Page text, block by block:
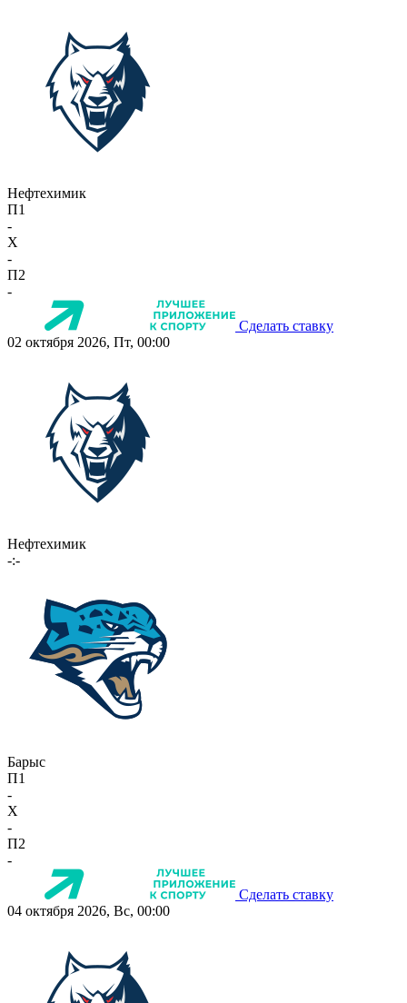
Нефтехимик
П1
-
X
-
П2
-
Сделать ставку
02 октября 2026, Пт, 00:00
Нефтехимик
-:-
Барыс
П1
-
X
-
П2
-
Сделать ставку
04 октября 2026, Вс, 00:00